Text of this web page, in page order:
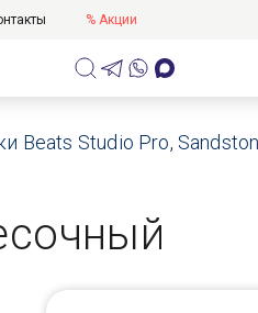
% Акции
Beats Studio Pro,